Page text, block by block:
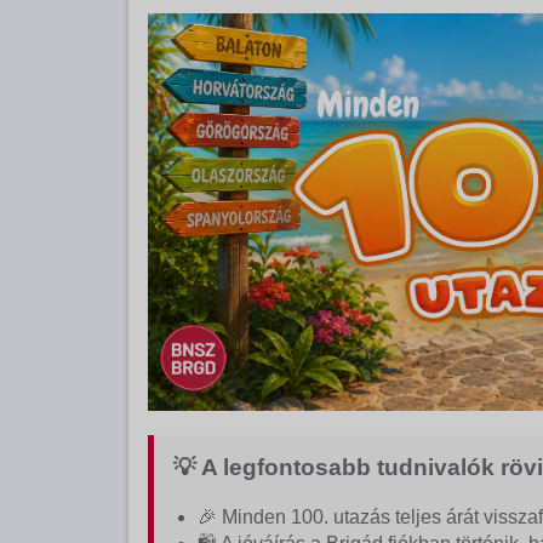
💡 A legfontosabb tudnivalók
🎉 Minden 100. utazás teljes árát